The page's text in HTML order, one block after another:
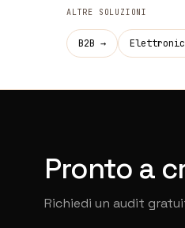
ALTRE SOLUZIONI
B2B →
Pronto a
Richiedi un audit